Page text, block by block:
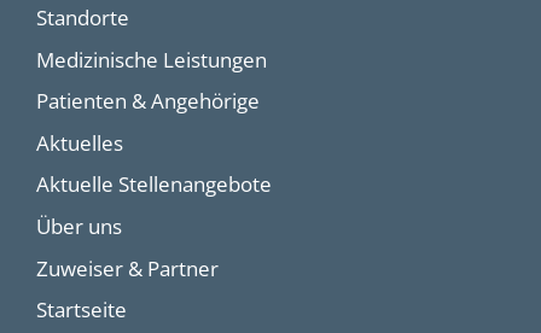
Standorte
Medizinische Leistungen
Patienten & Angehörige
Aktuelles
Aktuelle Stellenangebote
Über uns
Zuweiser & Partner
Startseite